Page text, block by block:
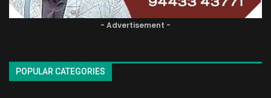
- Advertisement -
POPULAR CATEGORIES